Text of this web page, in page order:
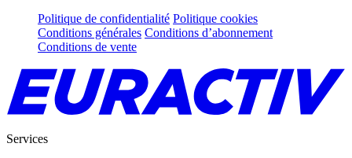
Politique de confidentialité Politique cookies
Conditions générales Conditions d’abonnement
Conditions de vente
Services